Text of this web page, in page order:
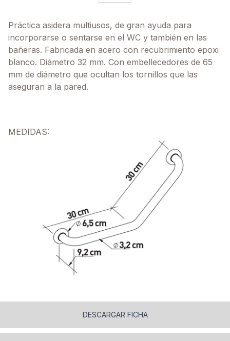
Práctica asidera multiusos, de gran ayuda para
incorporarse o sentarse en el WC y también en las
bañeras. Fabricada en acero con recubrimiento epoxi
blanco. Diámetro 32 mm. Con embellecedores de 65
mm de diámetro que ocultan los tornillos que las
aseguran a la pared.
MEDIDAS:
DESCARGAR FICHA